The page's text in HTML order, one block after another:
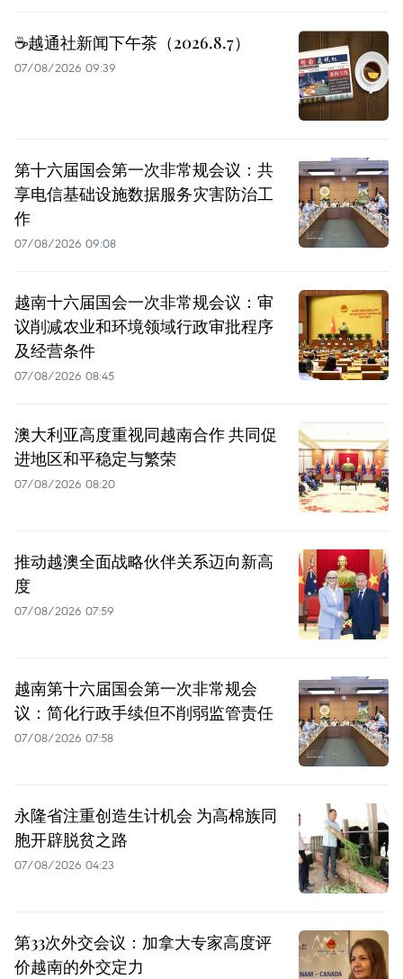
☕️越通社新闻下午茶（2026.8.7）
07/08/2026 09:39
第十六届国会第一次非常规会议：共
享电信基础设施数据服务灾害防治工
作
07/08/2026 09:08
越南十六届国会一次非常规会议：审
议削减农业和环境领域行政审批程序
及经营条件
07/08/2026 08:45
澳大利亚高度重视同越南合作 共同促
进地区和平稳定与繁荣
07/08/2026 08:20
推动越澳全面战略伙伴关系迈向新高
度
07/08/2026 07:59
越南第十六届国会第一次非常规会
议：简化行政手续但不削弱监管责任
07/08/2026 07:58
永隆省注重创造生计机会 为高棉族同
胞开辟脱贫之路
07/08/2026 04:23
第33次外交会议：加拿大专家高度评
价越南的外交定力